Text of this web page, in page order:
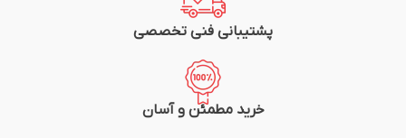
پشتیبانی فنی تخصصی
خرید مطمئن و آسان